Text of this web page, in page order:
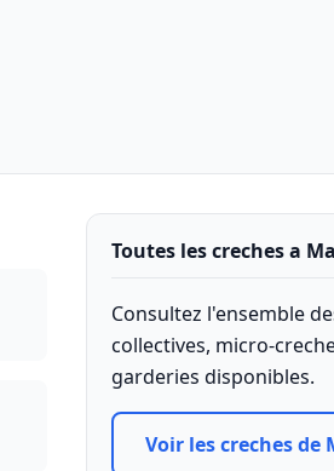
Toutes les creches a
Consultez l'ensemble
collectives, micro-
garderies disponibles.
Voir les creches de